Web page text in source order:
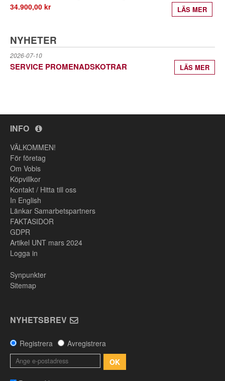
34.900,00 kr
LÄS MER
NYHETER
2026-07-10
SERVICE PROMENADSKOTRAR LÄS MER
INFO
VÄLKOMMEN!
För företag
Om Vobis
Köpvillkor
Kontakt / Hitta till oss
In English
Länkar Samarbetspartners
FAKTASIDOR
GDPR
Artikel UNT mars 2024
Logga in
Synpunkter
Sitemap
NYHETSBREV
Registrera
Avregistrera
OK